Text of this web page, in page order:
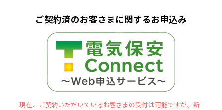
ご契約済のお客さまに関するお申込み
現在、ご契約いただいているお客さまの受付は可能ですが、新